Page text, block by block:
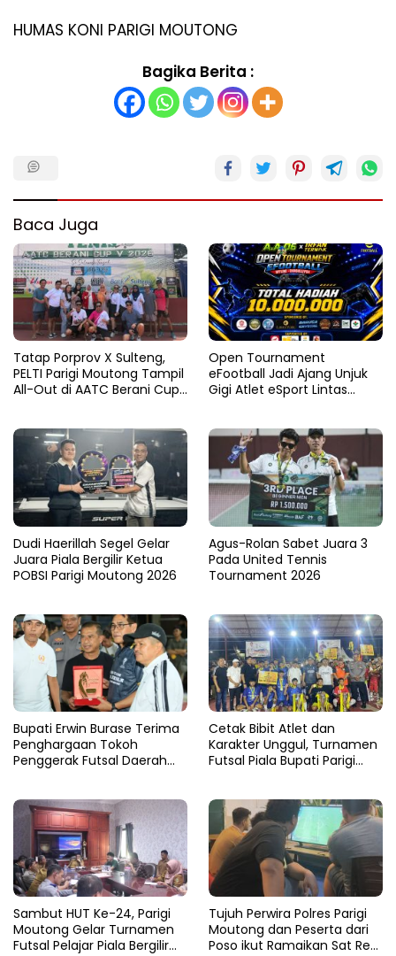
HUMAS KONI PARIGI MOUTONG
Bagika Berita :
Baca Juga
Tatap Porprov X Sulteng,
PELTI Parigi Moutong Tampil
All-Out di AATC Berani Cup
Open Tournament
eFootball Jadi Ajang Unjuk
Gigi Atlet eSport Lintas
Dudi Haerillah Segel Gelar
Juara Piala Bergilir Ketua
POBSI Parigi Moutong 2026
Agus-Rolan Sabet Juara 3
Pada United Tennis
Tournament 2026
Bupati Erwin Burase Terima
Penghargaan Tokoh
Penggerak Futsal Daerah
Cetak Bibit Atlet dan
Karakter Unggul, Turnamen
Futsal Piala Bupati Parigi
Sambut HUT Ke-24, Parigi
Moutong Gelar Turnamen
Futsal Pelajar Piala Bergilir
Tujuh Perwira Polres Parigi
Moutong dan Peserta dari
Poso ikut Ramaikan Sat Res